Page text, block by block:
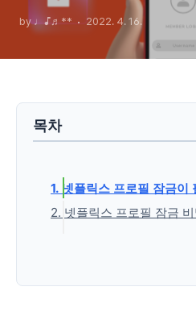
by ♩♪♬** 2022. 4. 16.
목차
1. 넷플릭스 프로필 잠금이
2. 넷플릭스 프로필 잠금